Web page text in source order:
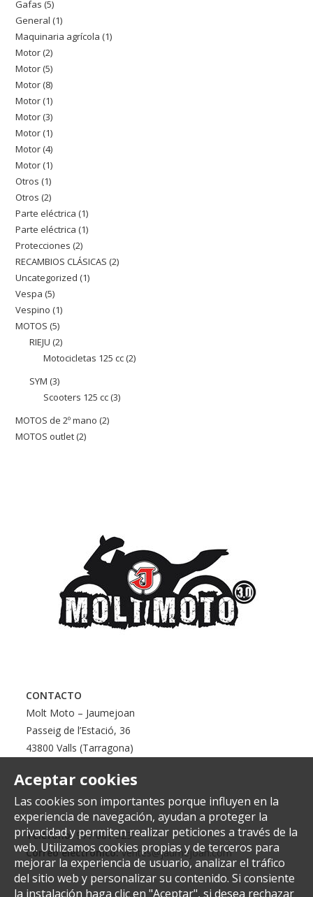
Gafas 55
productos
General 11
producto
Maquinaria agrícola 11
Motor 22
productos
Motor 55
productos
Motor 88
productos
Motor 11
producto
Motor 33
productos
Motor 11
producto
Motor 44
productos
Motor 11
producto
Otros 11
producto
Otros 22
productos
Parte eléctrica 11
producto
Parte eléctrica 11
Protecciones 22
productos
RECAMBIOS CLÁSICAS 22
Uncategorized 11
Vespa 55
productos
Vespino 11
MOTOS 55
productos
RIEJU 22
productos
Motocicletas 125 cc 22
SYM 33
productos
Scooters 125 cc 33
MOTOS de 2º mano 22
MOTOS outlet 22
Aceptar cookies
Las cookies son importantes porque influyen en la
experiencia de navegación, ayudan a proteger la
privacidad y permiten realizar peticiones a través de la
web. Utilizamos cookies propias y de terceros para
mejorar la experiencia de usuario, analizar el tráfico
del sitio web y personalizar su contenido. Si consiente
la instalación haga clic en "Aceptar", si desea rechazar
CONTACTO
Molt Moto – Jaumejoan
Passeig de l’Estació, 36
43800 Valls (Tarragona)
Teléfono:977 601 323
Correo electrónico: ventes@jaumejoan.com